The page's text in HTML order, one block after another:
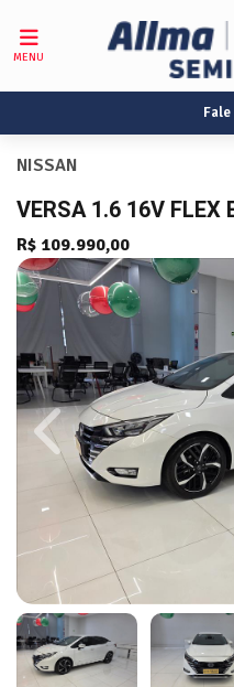
MENU
NISSAN
VERSA 1.6 16V FLEX
R$ 109.990,00
Previous